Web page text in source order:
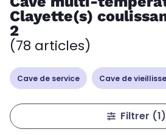
Clayette(s)
2
(78 articles)
Cave de service Cave de
Filtrer (1)